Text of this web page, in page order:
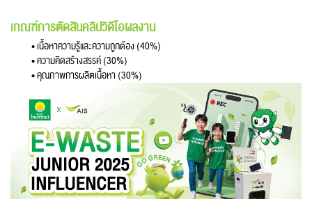
เกณฑ์การตัดสินคลิปวิดีโอผลงาน
• เนื้อหาความรู้และความถูกต้อง (40%)
• ความคิดสร้างสรรค์ (30%)
• คุณภาพการผลิตเนื้อหา (30%)